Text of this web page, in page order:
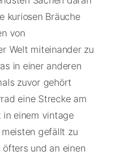
kuriosen Bräuche
von
Welt miteinander zu
in einer anderen
zuvor gehört
eine Strecke am
in einem vintage
gefällt zu
und an einen